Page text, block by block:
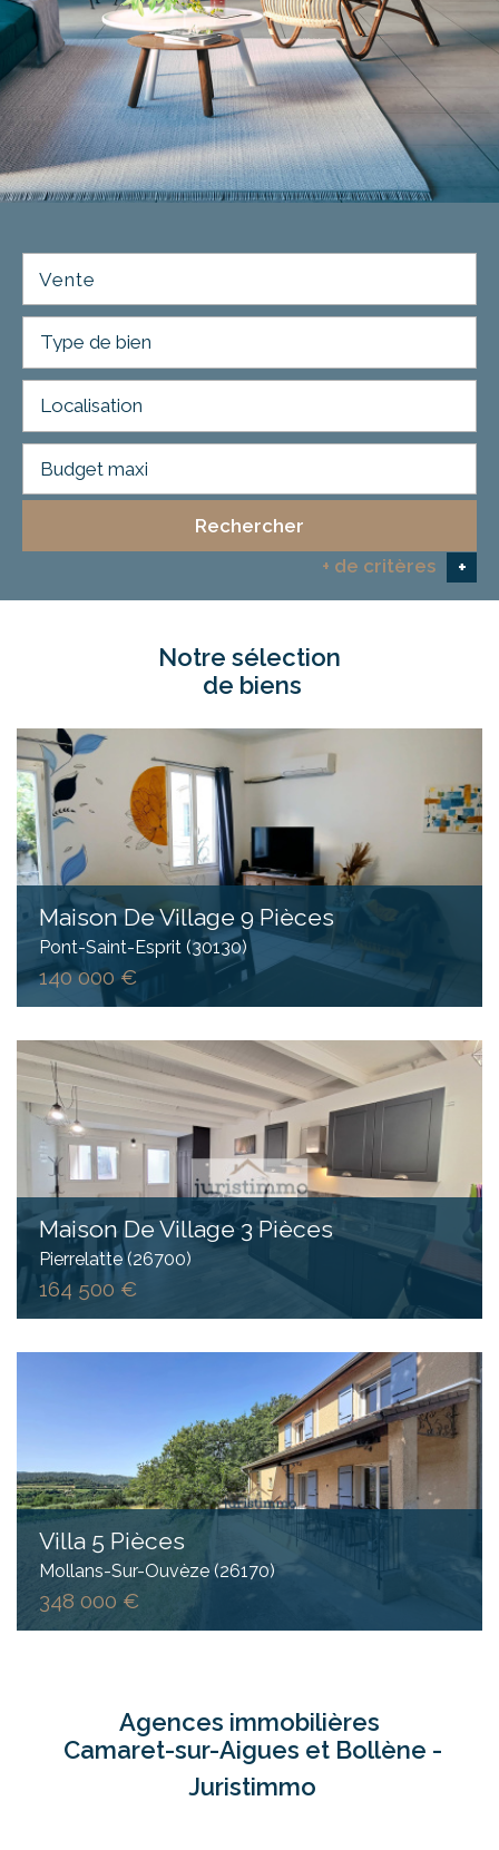
Vente
10KM 25KM
Critères supplémentaires
Piscine Terrasse
Rechercher
+ de critères
+
notre sélection
de biens
Maison De Village 9 Pièces
Pont-Saint-Esprit (30130)
140 000 €
Maison De Village 3 Pièces
Pierrelatte (26700)
164 500 €
Villa 5 Pièces
Mollans-Sur-Ouvèze (26170)
348 000 €
Agences immobilières
Camaret-sur-Aigues et Bollène -
Juristimmo